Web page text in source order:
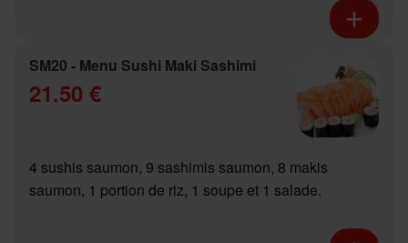
SM20 - Menu Sushi Maki Sashimi
21.50 €
4 sushis saumon, 9 sashimis saumon, 8 makis
saumon, 1 portion de riz, 1 soupe et 1 salade.